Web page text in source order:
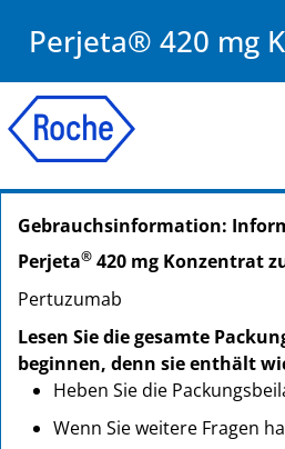
Perjeta® 420 mg
PZN: 09888530
PPN: 110988853018
NTIN: 04150098885303
Gebrauchsinformation:
Perjeta® 420 mg Konzentrat
Pertuzumab
Lesen Sie die gesamte
beginnen, denn sie enthält
Heben Sie die
Wenn Sie weitere Fragen